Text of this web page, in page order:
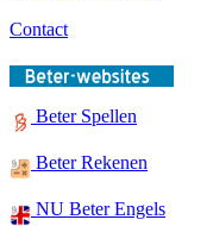
Contact
Beter Spellen
Beter Rekenen
NU Beter Engels